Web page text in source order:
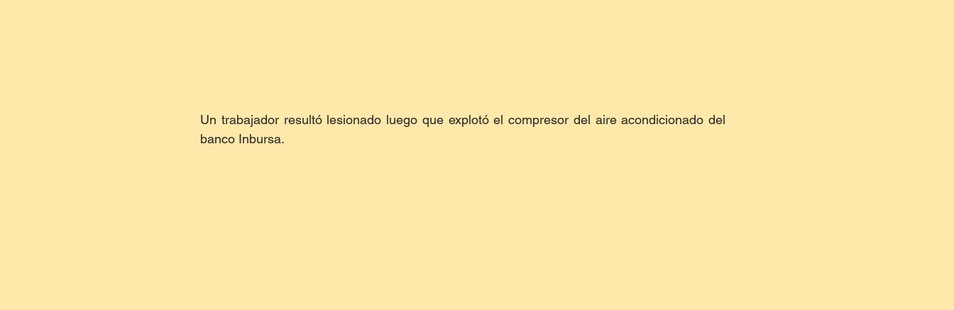
Un trabajador resultó lesionado luego que explotó el compresor del aire acondicionado del
banco Inbursa.